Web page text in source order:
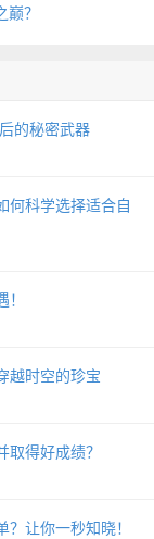
？
的秘密武器
何科学选择适合自
越时空的珍宝
得好成绩？
让你一秒知晓！